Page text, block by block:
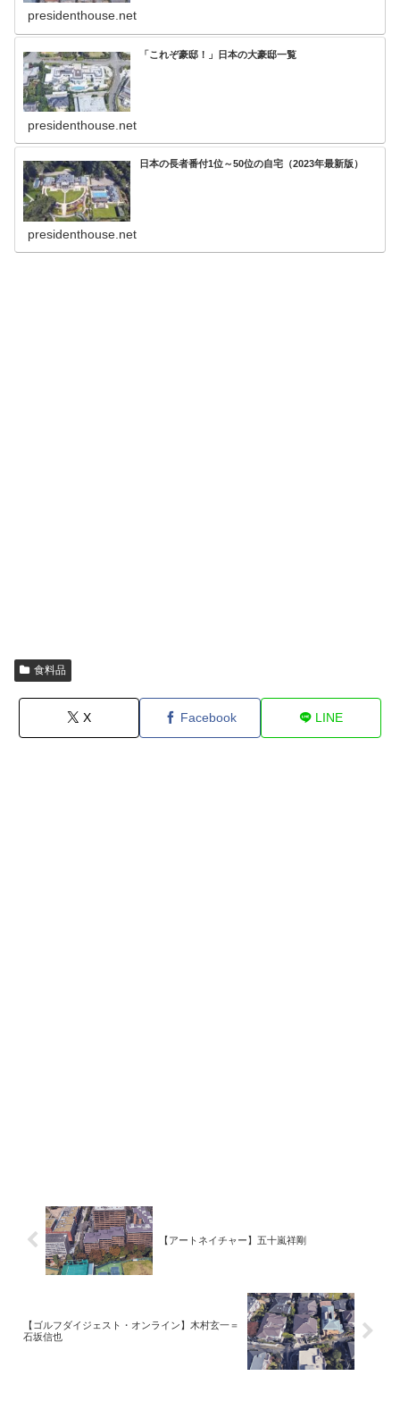
presidenthouse.net
「これぞ豪邸！」日本の大豪邸一覧
presidenthouse.net
日本の長者番付1位～50位の自宅（2023年最新版）
presidenthouse.net
食料品
X Facebook LINE
【アートネイチャー】五十嵐祥剛
【ゴルフダイジェスト・オンライン】木村玄一＝
石坂信也